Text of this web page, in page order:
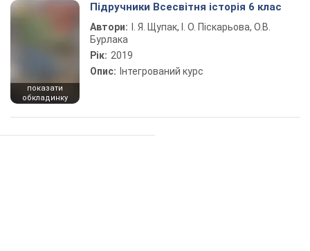
показати
обкладинку
Підручники Всесвітня історія 6 клас
Автори:
І. Я. Щупак, І. О. Піскарьова, О.В.
Бурлака
Рік: 2019
Опис: Інтегрований курс